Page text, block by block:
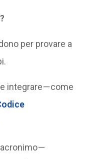
per provare a
integrare — come
—